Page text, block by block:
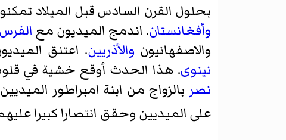
بحلول القرن السادس قبل الميلاد
وأفغانستان. اندمج الميديون مع الفرس
والاصفهانيون والأذريين. اعتنق
نينوى. هذا الحدث أوقع خشية في
نصر بالزواج من ابنة امبراطور
على الميديين وحقق انتصارا كبيرا عليهم سنة 553 قبل